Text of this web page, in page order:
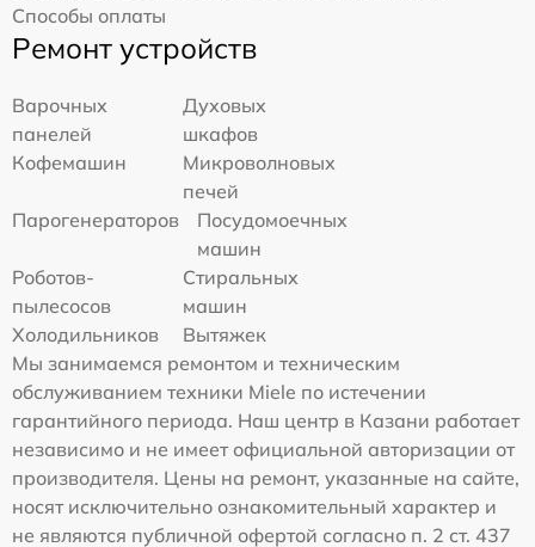
Способы оплаты
Ремонт устройств
Варочных
панелей
Духовых
шкафов
Кофемашин
Микроволновых
печей
Парогенераторов
Посудомоечных
машин
Роботов-
пылесосов
Стиральных
машин
Холодильников
Вытяжек
Мы занимаемся ремонтом и техническим
обслуживанием техники Miele по истечении
гарантийного периода. Наш центр в Казани работает
независимо и не имеет официальной авторизации от
производителя. Цены на ремонт, указанные на сайте,
носят исключительно ознакомительный характер и
не являются публичной офертой согласно п. 2 ст. 437